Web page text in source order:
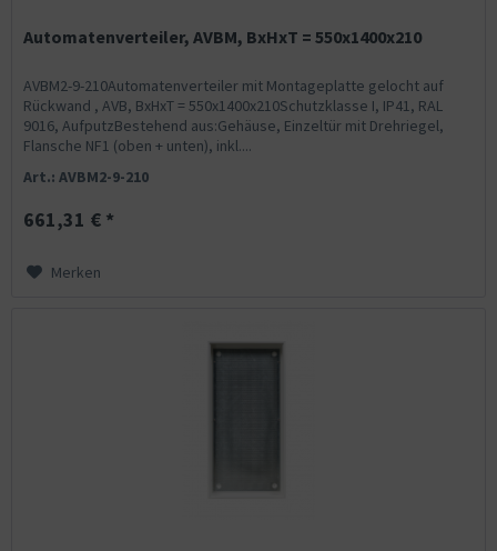
Automatenverteiler, AVBM, BxHxT = 550x1400x210
AVBM2-9-210Automatenverteiler mit Montageplatte gelocht auf
Rückwand , AVB, BxHxT = 550x1400x210Schutzklasse I, IP41, RAL
9016, AufputzBestehend aus:Gehäuse, Einzeltür mit Drehriegel,
Flansche NF1 (oben + unten), inkl....
Art.: AVBM2-9-210
661,31 € *
Merken